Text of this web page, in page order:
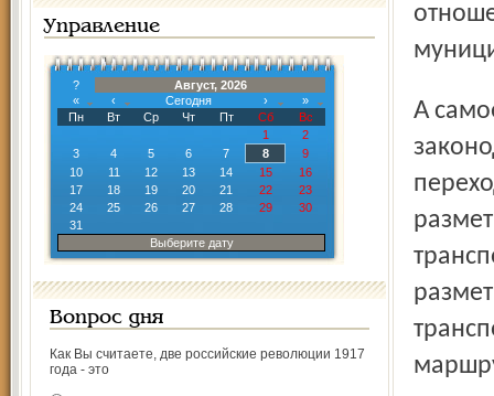
Управление
?
Август, 2026
«
‹ Сегодня ›
»
Пн
Вт Ср Чт Пт Сб
Вс
1
2
3
4 5 6 7 8
9
10
11 12 13 14 15
16
17
18 19 20 21 22
23
24
25 26 27 28 29
30
31
Выберите дату
Вопрос дня
Как Вы считаете, две российские революции 1917
года - это
А самое главное - в нарушение требований действующего